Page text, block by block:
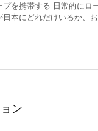
プを携帯する 日常的にロ
日本にどれだけいるか、
ン